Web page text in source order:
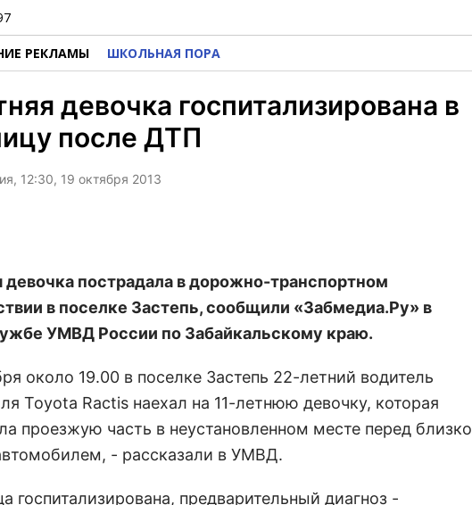
РЕКЛАМЫ ШКОЛЬНАЯ ПОРА
девочка госпитализирована в
после ДТП
12:30, 19 октября 2013
девочка пострадала в дорожно-транспортном
в поселке Застепь, сообщили «Забмедиа.Ру» в
УМВД России по Забайкальскому краю.
около 19.00 в поселке Застепь 22-летний водитель
Toyota Ractis наехал на 11-летнюю девочку, которая
проезжую часть в неустановленном месте перед близко
- рассказали в УМВД.
госпитализирована, предварительный диагноз -